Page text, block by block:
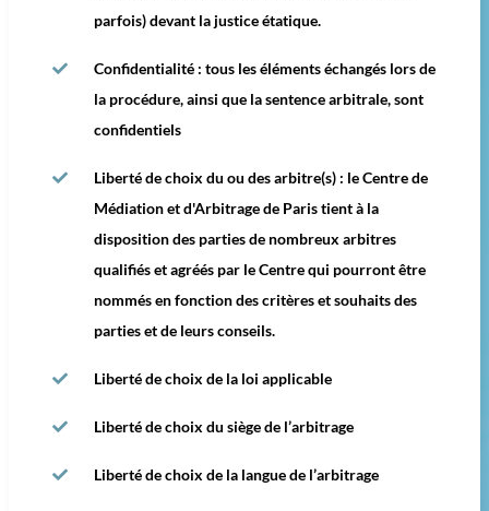
parfois) devant la justice étatique.
Confidentialité : tous les éléments échangés lors de
la procédure, ainsi que la sentence arbitrale, sont
confidentiels
Liberté de choix du ou des arbitre(s) : le Centre de
Médiation et d'Arbitrage de Paris tient à la
disposition des parties de nombreux arbitres
qualifiés et agréés par le Centre qui pourront être
nommés en fonction des critères et souhaits des
parties et de leurs conseils.
Liberté de choix de la loi applicable
Liberté de choix du siège de l’arbitrage
Liberté de choix de la langue de l’arbitrage